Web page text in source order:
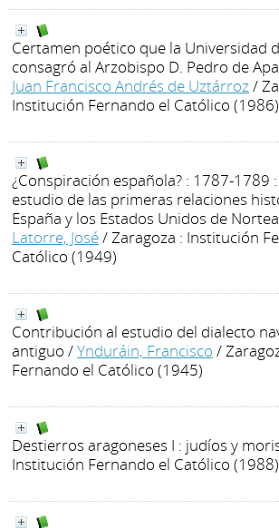
Certamen poético que la Universidad
consagró al Arzobispo D. Pedro de
Juan Francisco Andrés de Uztárroz/
Institución Fernando el Católico (1986)
¿Conspiración española? : 1787-1789
estudio de las primeras relaciones
España y los Estados Unidos de
Latorre, José/ Zaragoza : Institución
Católico (1949)
Contribución al estudio del dialecto
antiguo /Ynduráin, Francisco /
Fernando el Católico (1945)
Destierros aragoneses I : judíos y
Institución Fernando el Católico (1988)